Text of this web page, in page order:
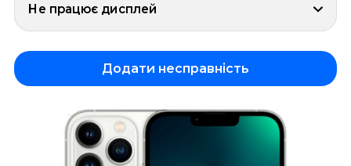
Не працює дисплей
Додати несправність